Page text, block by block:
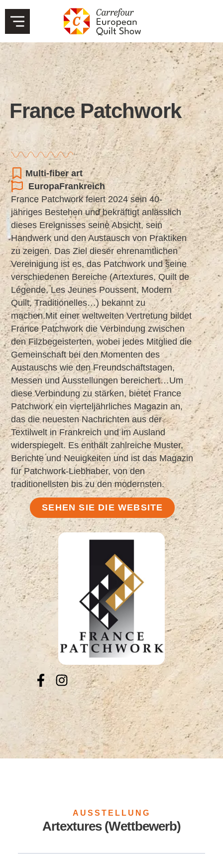
France Patchwork
Multi-fiber art
EuropaFrankreich
France Patchwork feiert 2024 sein 40-
jähriges Bestehen und bekräftigt anlässlich
dieses Ereignisses seine Absicht, sein
Handwerk und den Austausch von Praktiken
zu zeigen. Das Ziel dieser ehrenamtlichen
Vereinigung ist es, das Patchwork und seine
verschiedenen Bereiche (Artextures, Quilt de
Légende, Les Jeunes Poussent, Modern
Quilt, Traditionelles…) bekannt zu
machen.Mit einer weltweiten Vertretung bildet
France Patchwork die Verbindung zwischen
den Filzbegeisterten, wobei jedes Mitglied die
Gemeinschaft bei den Momenten des
Austauschs wie den Freundschaftstagen,
Messen und Ausstellungen bereichert…Um
diese Verbindung zu stärken, bietet France
Patchwork ein vierteljährliches Magazin an,
das die neuesten Nachrichten aus der
Textilwelt in Frankreich und im Ausland
widerspiegelt. Es enthält zahlreiche Muster,
Berichte und Neuigkeiten und ist das Magazin
für Patchwork-Liebhaber, von den
traditionellsten bis zu den modernsten.
SEHEN SIE DIE WEBSITE
AUSSTELLUNG
Artextures (Wettbewerb)